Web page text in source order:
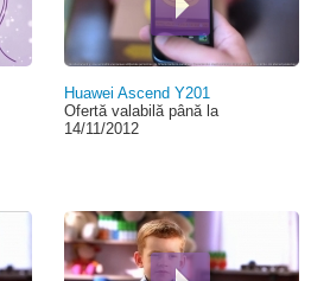
Huawei Ascend Y201
Ofertă valabilă până la
14/11/2012